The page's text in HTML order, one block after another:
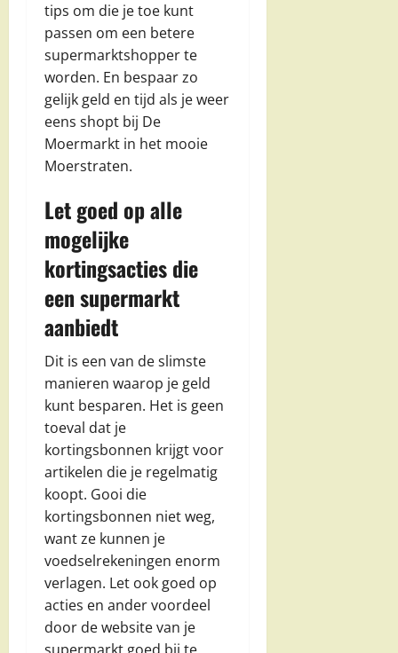
tips om die je toe kunt
passen om een betere
supermarktshopper te
worden. En bespaar zo
gelijk geld en tijd als je weer
eens shopt bij De
Moermarkt in het mooie
Moerstraten.
Let goed op alle
mogelijke
kortingsacties die
een supermarkt
aanbiedt
Dit is een van de slimste
manieren waarop je geld
kunt besparen. Het is geen
toeval dat je
kortingsbonnen krijgt voor
artikelen die je regelmatig
koopt. Gooi die
kortingsbonnen niet weg,
want ze kunnen je
voedselrekeningen enorm
verlagen. Let ook goed op
acties en ander voordeel
door de website van je